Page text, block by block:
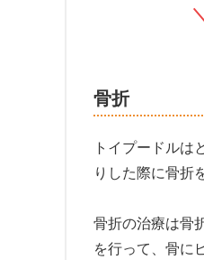
骨折
トイプードル
りした際に骨折
骨折の治療は骨
を行って、骨に